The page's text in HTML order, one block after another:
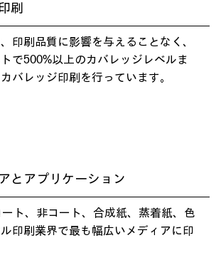
刷
印刷品質に影響を与えることなく、
で500%以上のカバレッジレベルま
バレッジ印刷を行っています。
とアプリケーション
ート、非コート、合成紙、蒸着紙、色
印刷業界で最も幅広いメディアに印